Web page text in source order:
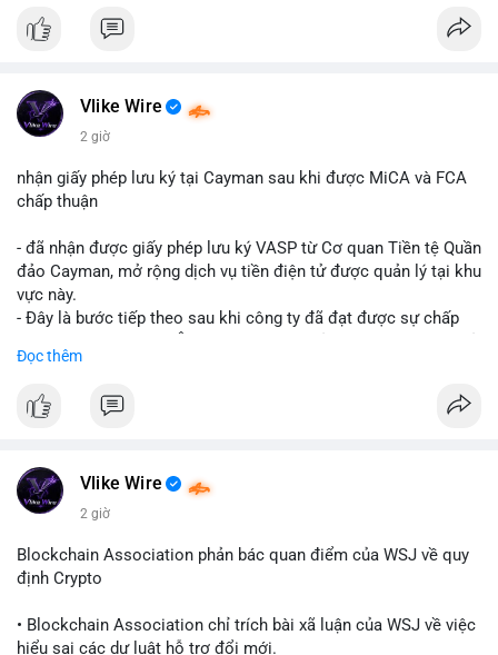
trong lĩnh vực blockchain.
$btc $eth
#vlikevn #titanbot
Vlike Wire
2 giờ
nhận giấy phép lưu ký tại Cayman sau khi được MiCA và FCA
chấp thuận
- đã nhận được giấy phép lưu ký VASP từ Cơ quan Tiền tệ Quần
đảo Cayman, mở rộng dịch vụ tiền điện tử được quản lý tại khu
vực này.
- Đây là bước tiếp theo sau khi công ty đã đạt được sự chấp
quy định toàn cầu.
một cách hợp pháp tại Cayman, thu hút thêm khách hàng tổ
tảng tiền điện tử tăng cường tuân thủ pháp lý để mở rộng hoạt
động.
#binancesquare #cryptonews #blockchain #regulation
#custody
$btc $eth
Đọc thêm
Vlike Wire
2 giờ
Blockchain Association phản bác quan điểm của WSJ về quy
định Crypto
• Blockchain Association chỉ trích bài xã luận của WSJ về việc
hiểu sai các dự luật hỗ trợ đổi mới.